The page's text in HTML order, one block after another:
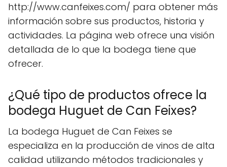
http://www.canfeixes.com/ para obtener más
información sobre sus productos, historia y
actividades. La página web ofrece una visión
detallada de lo que la bodega tiene que
ofrecer.
¿Qué tipo de productos ofrece la
bodega Huguet de Can Feixes?
La bodega Huguet de Can Feixes se
especializa en la producción de vinos de alta
calidad utilizando métodos tradicionales y